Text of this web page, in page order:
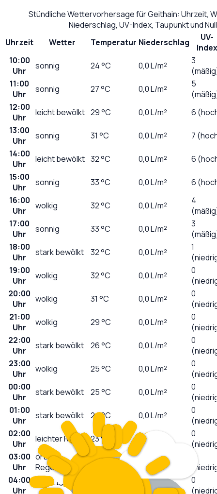
Stündliche Wettervorhersage fürGeithain: Uhrzeit,
Niederschlag, UV-Index, Taupunkt und
Uhrzeit
Wetter Temperatur Niederschlag
UV-
Index
10:00
Uhr
sonnig 24°C 0,0L/m²
3
11:00
Uhr
sonnig 27°C 0,0L/m²
5
12:00
Uhr
leicht bewölkt 29°C 0,0L/m²
6
13:00
Uhr
sonnig 31 °C 0,0L/m²
7
14:00
Uhr
leicht bewölkt 32°C 0,0L/m²
6
15:00
Uhr
sonnig 33°C 0,0L/m²
6
16:00
Uhr
wolkig 32°C 0,0L/m²
4
17:00
Uhr
sonnig 33°C 0,0L/m²
3
18:00
Uhr
stark bewölkt 32°C 0,0L/m²
1
19:00
Uhr
wolkig 32°C 0,0L/m²
0
20:00
Uhr
wolkig 31 °C 0,0L/m²
0
21:00
Uhr
wolkig 29°C 0,0L/m²
0
22:00
Uhr
stark bewölkt 26°C 0,0L/m²
0
23:00
Uhr
wolkig 25°C 0,0L/m²
0
00:00
Uhr
stark bewölkt 25°C 0,0L/m²
0
01:00
Uhr
stark bewölkt 24°C 0,0L/m²
0
02:00
Uhr
leichter Regen 23°C 0,2
0
03:00
Uhr
örtlich
Regenschauer21°C L/m²
04:00
Uhr
leicht bewölkt 0,0 L/m²
0